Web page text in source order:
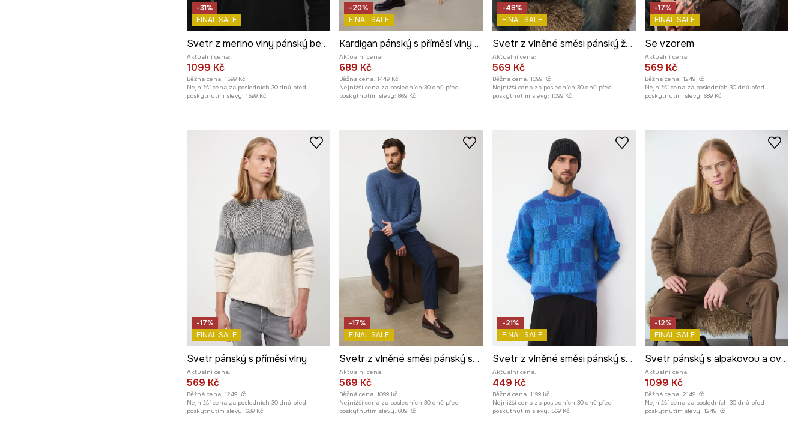
-31%
FINAL SALE
Svetr z merino vlny pánský bez vzoru
Aktuální cena:
1099 Kč
Běžná cena: 1599 Kč
Nejnižší cena za posledních 30 dnů před
poskytnutím slevy: 1599 Kč
-20%
FINAL SALE
Kardigan pánský s příměsí vlny z alpaky a ovčí vlny
Aktuální cena:
689 Kč
Běžná cena: 1449 Kč
Nejnižší cena za posledních 30 dnů před
poskytnutím slevy: 869 Kč
-48%
FINAL SALE
Svetr z vlněné směsi pánský žakárová tkanina, se vzorem
Aktuální cena:
569 Kč
Běžná cena: 1099 Kč
Nejnižší cena za posledních 30 dnů před
poskytnutím slevy: 1099 Kč
-17%
FINAL SALE
Se vzorem
Aktuální cena:
569 Kč
Běžná cena: 1249 Kč
Nejnižší cena za posledních 30 dnů před
poskytnutím slevy: 689 Kč
-17%
FINAL SALE
Svetr pánský s příměsí vlny
Aktuální cena:
569 Kč
Běžná cena: 1249 Kč
Nejnižší cena za posledních 30 dnů před
poskytnutím slevy: 689 Kč
-17%
FINAL SALE
Svetr z vlněné směsi pánský se strukturou
Aktuální cena:
569 Kč
Běžná cena: 1099 Kč
Nejnižší cena za posledních 30 dnů před
poskytnutím slevy: 689 Kč
-21%
FINAL SALE
Svetr z vlněné směsi pánský se vzorem
Aktuální cena:
449 Kč
Běžná cena: 1199 Kč
Nejnižší cena za posledních 30 dnů před
poskytnutím slevy: 569 Kč
-12%
FINAL SALE
Svetr pánský s alpakovou a ovčí vlnou
Aktuální cena:
1099 Kč
Běžná cena: 2149 Kč
Nejnižší cena za posledních 30 dnů před
poskytnutím slevy: 1249 Kč